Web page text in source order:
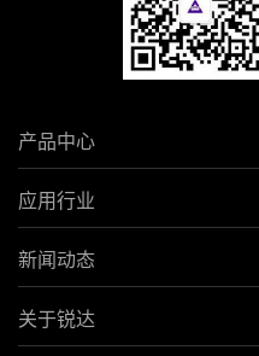
产品中心
应用行业
新闻动态
关于锐达